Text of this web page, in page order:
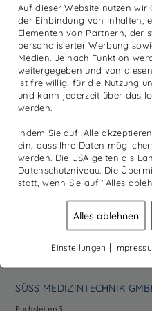
Instagram
LinkedIn
NEWSLETTER ANMELDUNG
Registrieren Sie sich hier für
regelmäßig über aktuelle Themen
SÜSS MEDIZINTECHNIK
Fuchsleiten 3
Auf dieser Website nutzen wir
der Einbindung von Inhalten,
Elementen von Partnern, der
personalisierter Werbung
Medien. Je nach Funktion
weitergegeben und von
ist freiwillig, für die Nutzung
und kann jederzeit über das
werden.
Indem Sie auf ‚Alle
ein, dass Ihre Daten
werden. Die USA gelten als
Datenschutzniveau. Die
statt, wenn Sie auf "Alles
Alles ablehnen
Einstellungen |